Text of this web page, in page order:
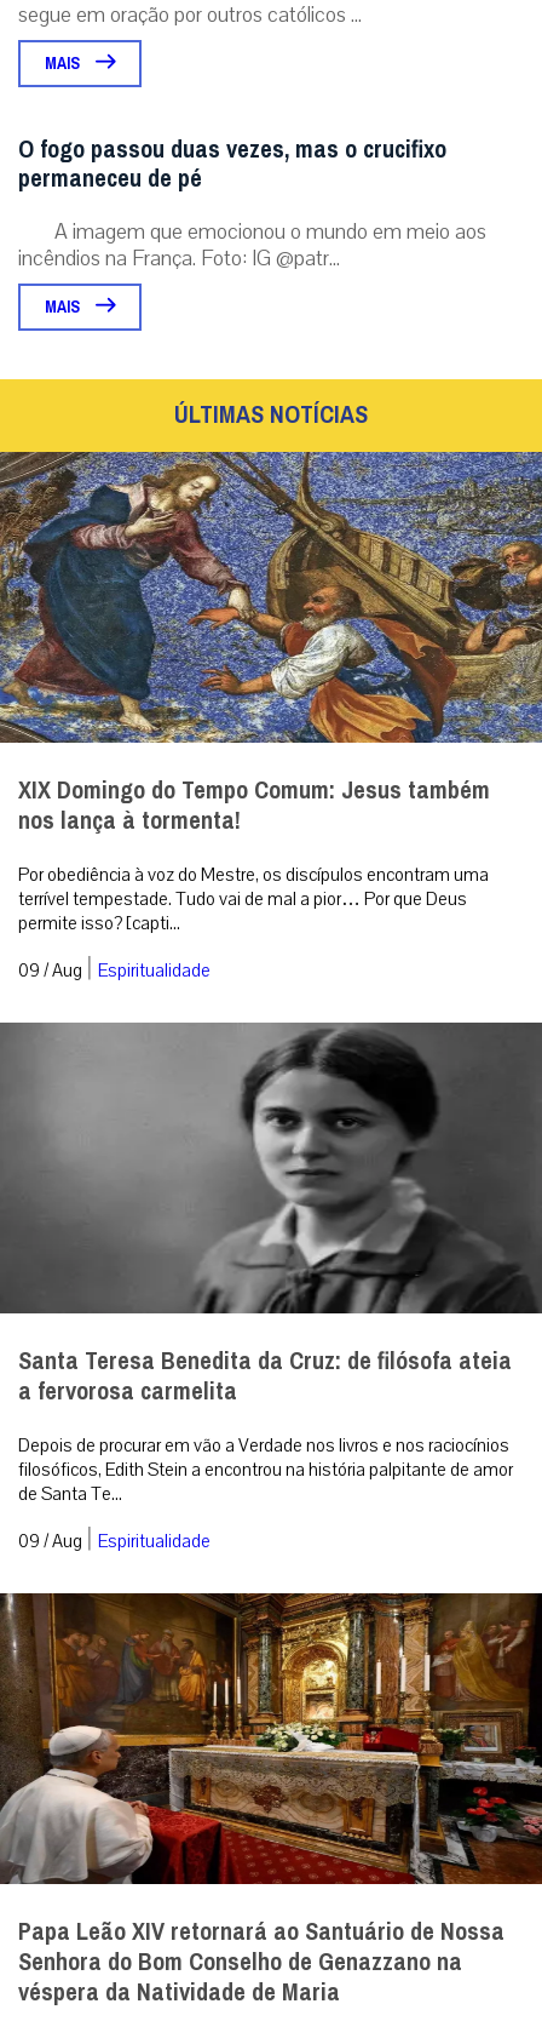
segue em oração por outros católicos ...
MAIS
O fogo passou duas vezes, mas o crucifixo
permaneceu de pé
A imagem que emocionou o mundo em meio aos
incêndios na França. Foto: IG @patr...
MAIS
ÚLTIMAS NOTÍCIAS
XIX Domingo do Tempo Comum: Jesus também
nos lança à tormenta!
Por obediência à voz do Mestre, os discípulos encontram uma
terrível tempestade. Tudo vai de mal a pior… Por que Deus
permite isso? [capti...
09 / Aug | Espiritualidade
Santa Teresa Benedita da Cruz: de filósofa ateia
a fervorosa carmelita
Depois de procurar em vão a Verdade nos livros e nos raciocínios
filosóficos, Edith Stein a encontrou na história palpitante de amor
de Santa Te...
09 / Aug | Espiritualidade
Papa Leão XIV retornará ao Santuário de Nossa
Senhora do Bom Conselho de Genazzano na
véspera da Natividade de Maria